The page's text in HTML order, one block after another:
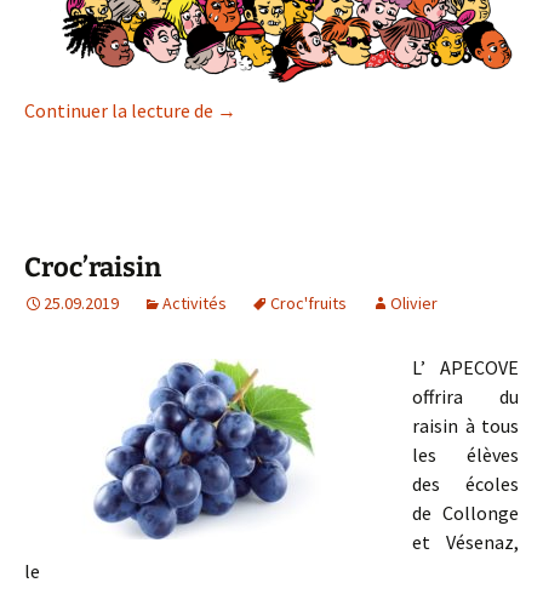
Continuer la lecture de Entraînements et inscriptions à la
→
Croc’raisin
25.09.2019 Activités Croc'fruits Olivier
L’ APECOVE
offrira du
raisin à tous
les élèves
des écoles
de Collonge
et Vésenaz,
le